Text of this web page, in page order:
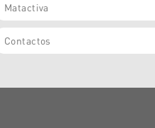
Matactiva
Contactos